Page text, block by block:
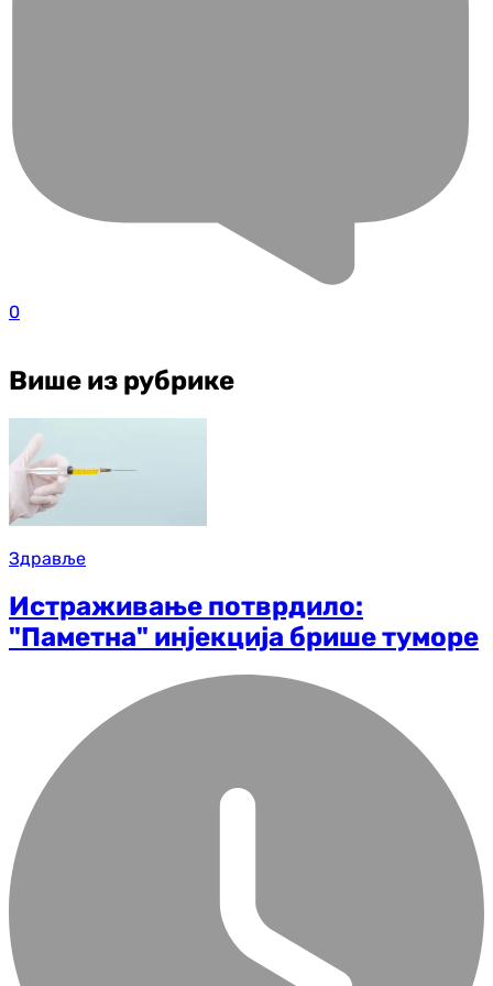
0
Више из рубрике
Здравље
Истраживање потврдило:
"Паметна" инјекција брише туморе